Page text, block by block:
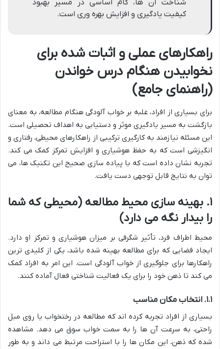
شناخت آن ها، گام اساسی در مسیر بهبود
کیفیت یادگیری و افزایش بهره وری است.
راهکارهای عملی و اثبات شده برای
نخوابیدن هنگام درس خواندن
(راهنمای جامع)
برای بسیاری از افراد، غلبه بر خواب آلودگی هنگام مطالعه، به معنای
بازگشت به مسیر یادگیری موثر و دستیابی به اهداف تحصیلی است.
این مسئله نیازمند به کارگیری ترکیبی از راهکارهای محیطی، رفتاری و
انگیزشی است که به حفظ هوشیاری و افزایش تمرکز کمک می کند.
تجربه نشان داده است که با پیاده سازی صحیح این تکنیک ها، می
توان به نتایج قابل توجهی دست یافت.
۱. بهینه سازی محیط مطالعه (محیطی که شما
را بیدار نگه می دارد)
محیط اطراف فرد، تأثیر شگرفی بر میزان هوشیاری و تمرکز او دارد.
ایجاد فضایی که برای مطالعه بهینه شده باشد، یکی از کلیدی ترین
راهکارها برای جلوگیری از خواب آلودگی است. این امر به افراد کمک
می کند تا ذهن خود را برای یک فعالیت شناختی فعال آماده کنند.
۱.۱. انتخاب مکان مناسب
بسیاری از افراد تجربه کرده اند که مطالعه در رختخواب یا روی مبل
راحتی، به سرعت آن ها را به سمت خواب سوق می دهد. مشاهده
شده که ذهن، این مکان ها را با استراحت مرتبط می داند و به طور